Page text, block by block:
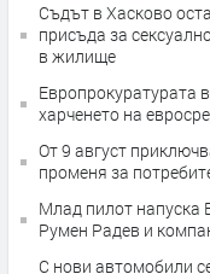
Съдът в Хасково
присъда за
в жилище
Европрокуратурата влезе във В и К
харченето на
От 9 август
променя за
Млад пилот напуска
Румен Радев и
С нови автомобили